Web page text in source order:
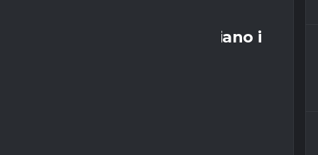
Napoli e Inter avviano i
in tv
il match